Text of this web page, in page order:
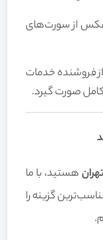
عکس از سورت‌های
فروشنده خدمات
صورت گیرد.
هستید، با ما
گزینه را